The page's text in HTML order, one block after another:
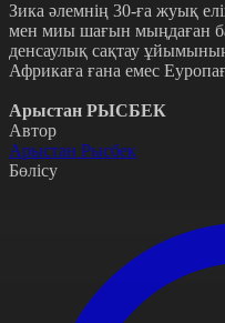
Зика әлемнің 30-ға жуық
мен миы шағын мыңдаған
денсаулық сақтау
Африкаға ғана емес
Арыстан РЫСБЕК
Автор
Арыстан Рысбек
Бөлісу